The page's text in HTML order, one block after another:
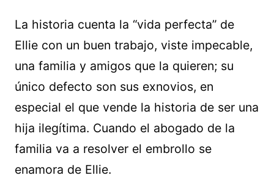
La historia cuenta la “vida perfecta” de
Ellie con un buen trabajo, viste impecable,
una familia y amigos que la quieren; su
único defecto son sus exnovios, en
especial el que vende la historia de ser una
hija ilegítima. Cuando el abogado de la
familia va a resolver el embrollo se
enamora de Ellie.